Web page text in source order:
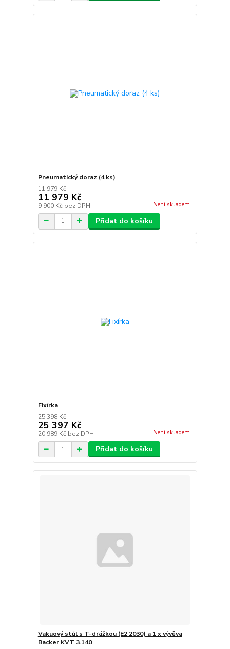
Pneumatický doraz (4 ks)
11 979 Kč
11 979 Kč
9 900 Kč bez DPH Není skladem
Přidat do košíku
Fixírka
25 398 Kč
25 397 Kč
20 989 Kč bez DPH Není skladem
Přidat do košíku
Vakuový stůl s T-drážkou (E2 2030) a 1 x vývěva
Backer KVT 3.140